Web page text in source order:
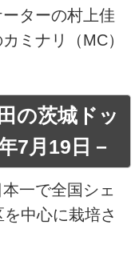
ターの村上佳
ミナリ（MC）
の茨城ドッ
7月19日－
一で全国シェ
中心に栽培さ